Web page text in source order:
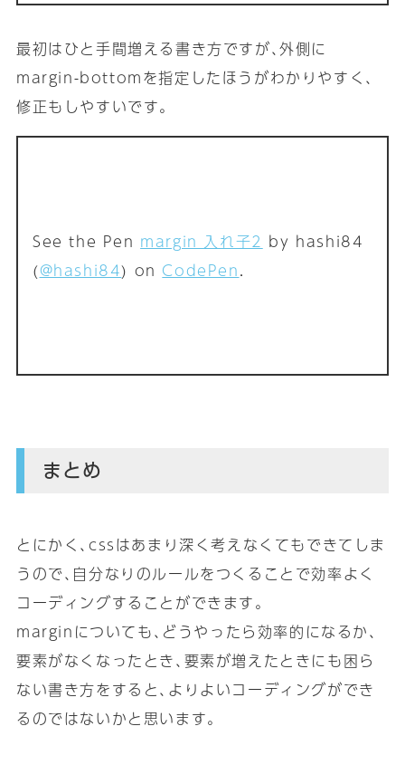
最初はひと手間増える書き方ですが､外側に
margin-bottomを指定したほうがわかりやすく､
修正もしやすいです｡
See the Pen margin 入れ子2 by hashi84
(@hashi84) on CodePen.
まとめ
とにかく､cssはあまり深く考えなくてもできてしま
うので､自分なりのルールをつくることで効率よく
コーディングすることができます｡
marginについても､どうやったら効率的になるか､
要素がなくなったとき､要素が増えたときにも困ら
ない書き方をすると､よりよいコーディングができ
るのではないかと思います｡